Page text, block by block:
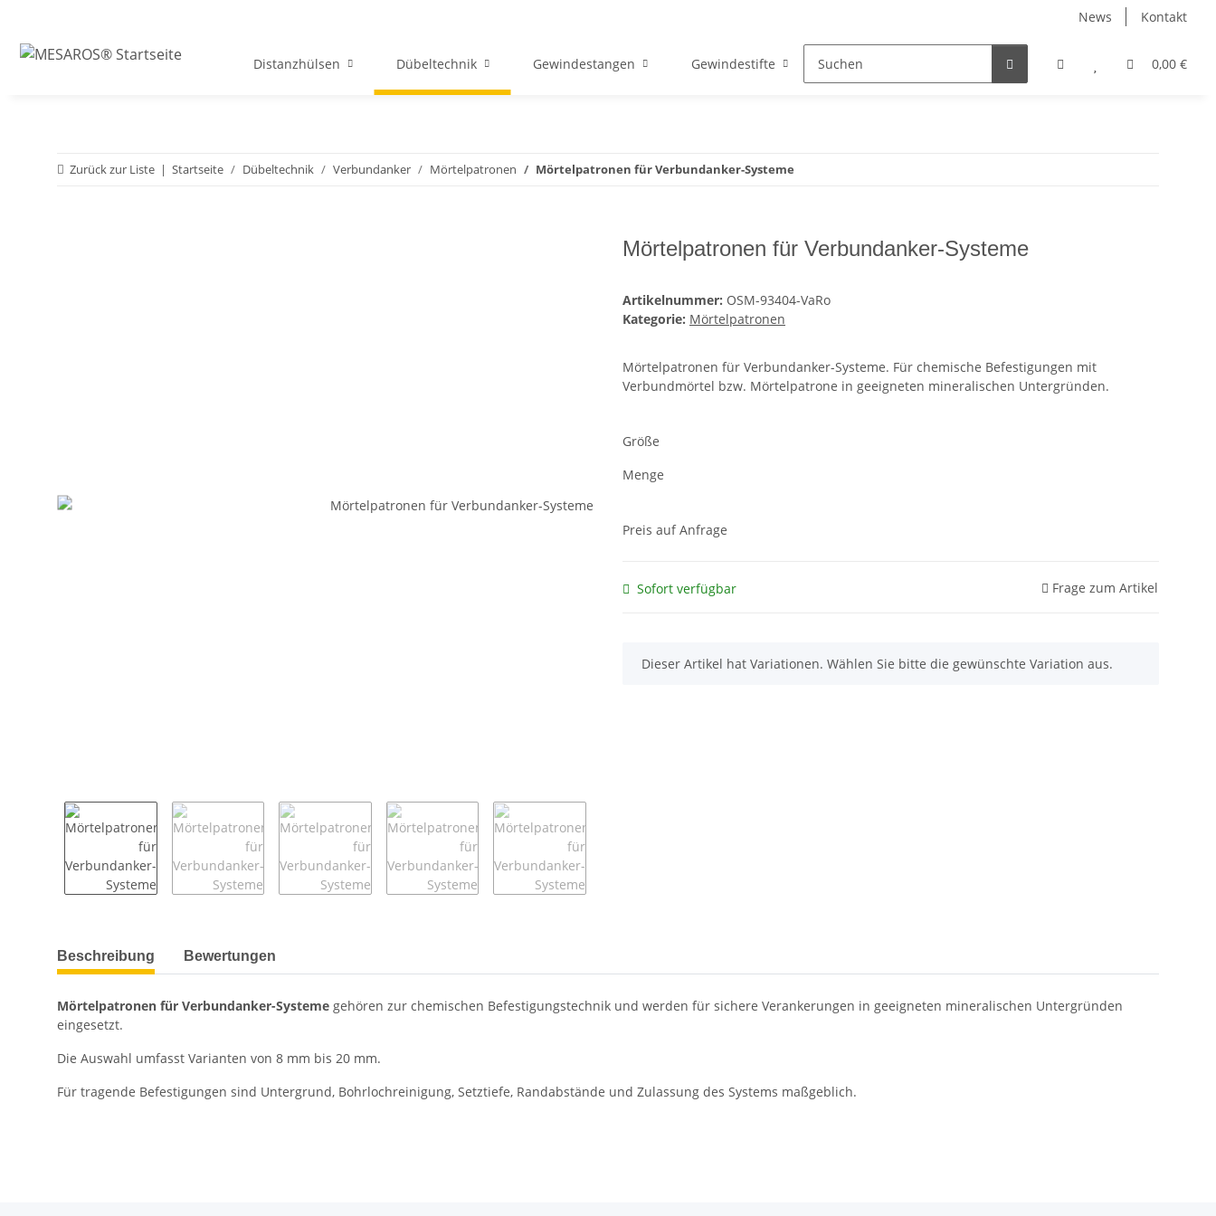
News Kontakt
0,00 €
Distanzhülsen Dübeltechnik Gewindestangen Gewindestifte Halbzeuge Muffen Muttern
Zurück zur Liste Startseite Dübeltechnik Verbundanker Mörtelpatronen Mörtelpatronen für Verbundanker-Systeme
Mörtelpatronen für Verbundanker-Systeme
Artikelnummer: OSM-93404-VaRo
Kategorie: Mörtelpatronen
Mörtelpatronen für Verbundanker-Systeme. Für chemische Befestigungen mit
Verbundmörtel bzw. Mörtelpatrone in geeigneten mineralischen Untergründen.
Größe
Menge
Preis auf Anfrage
Sofort verfügbar Frage zum Artikel
x
Dieser Artikel hat Variationen. Wählen Sie bitte die gewünschte Variation aus.
weitere Registerkarten anzeigen
Beschreibung Bewertungen
Mörtelpatronen für Verbundanker-Systeme gehören zur chemischen Befestigungstechnik und werden für sichere Verankerungen in geeigneten mineralischen Untergründen
eingesetzt.
Die Auswahl umfasst Varianten von 8 mm bis 20 mm.
Für tragende Befestigungen sind Untergrund, Bohrlochreinigung, Setztiefe, Randabstände und Zulassung des Systems maßgeblich.